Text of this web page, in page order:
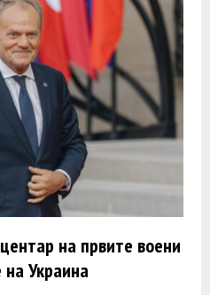
на првите воени
на Украина